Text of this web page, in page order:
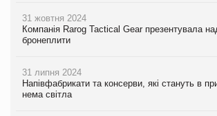
31 жовтня 2024
Компанія Rarog Tactical Gear презентувала
бронеплити
31 липня 2024
Напівфабрикати та консерви, які стануть в
нема світла